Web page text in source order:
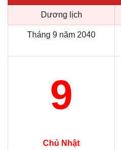
Dương lịch
Tháng 9 năm 2040
9
Chủ Nhật